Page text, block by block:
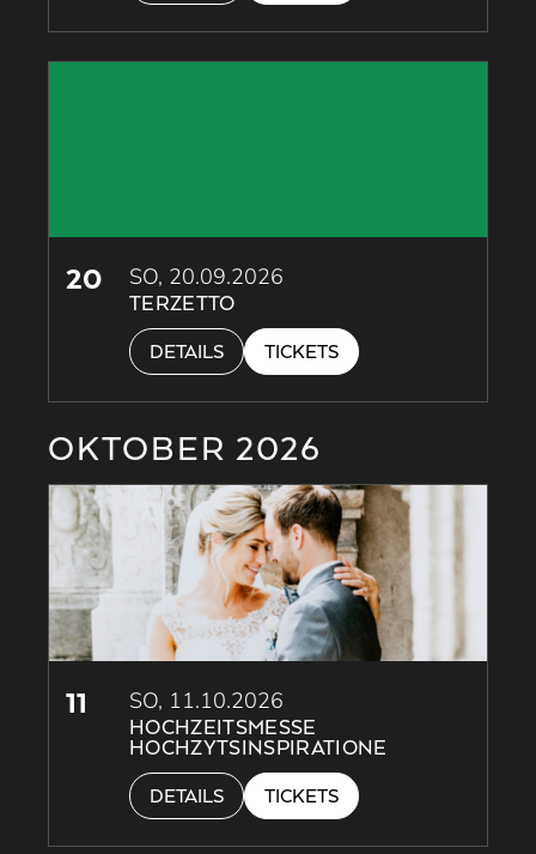
20 SO, 20.09.2026
TERZETTO
DETAILS TICKETS
OKTOBER 2026
11 SO, 11.10.2026
HOCHZEITSMESSE
HOCHZYTSINSPIRATIONE
DETAILS TICKETS